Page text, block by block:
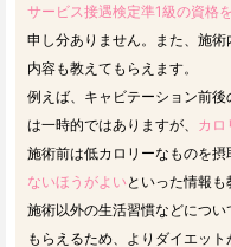
サービス接遇検定準1級の資格
申し分ありません。また、施
内容も教えてもらえます。
例えば、キャビテーション前
は一時的ではありますが、 カロ
施術前は低カロリーなものを摂
ないほうがよいといった情報も
施術以外の生活習慣などにつ
もらえるため、よりダイエット